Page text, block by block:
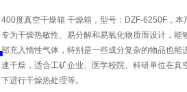
400度真空干燥箱 干燥箱，型号：DZF-6250F，本
专为干燥热敏性、易分解和易氧化物质而设计，能
部充入惰性气体，特别是一些成分复杂的物品也能
速干燥，适合工矿企业、医学校院、科研单位在真
下进行干燥热处理等。